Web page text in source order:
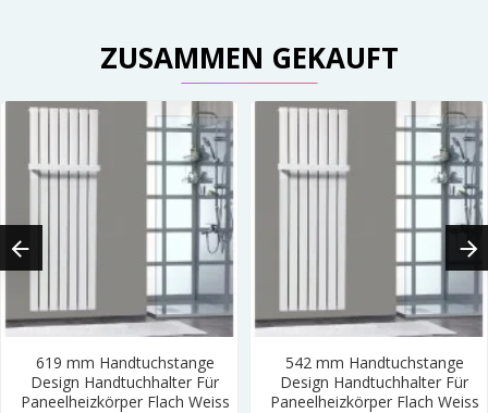
ZUSAMMEN GEKAUFT
619 mm Handtuchstange
Design Handtuchhalter Für
Paneelheizkörper Flach Weiss
542 mm Handtuchstange
Design Handtuchhalter Für
Paneelheizkörper Flach Weiss